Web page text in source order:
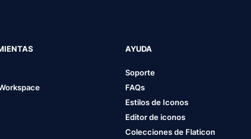
AYUDA
Soporte
FAQs
Estilos de Iconos
Editor de iconos
Colecciones de Flaticon